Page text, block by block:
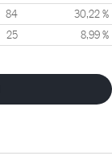
84 30,22 %
25 8,99 %